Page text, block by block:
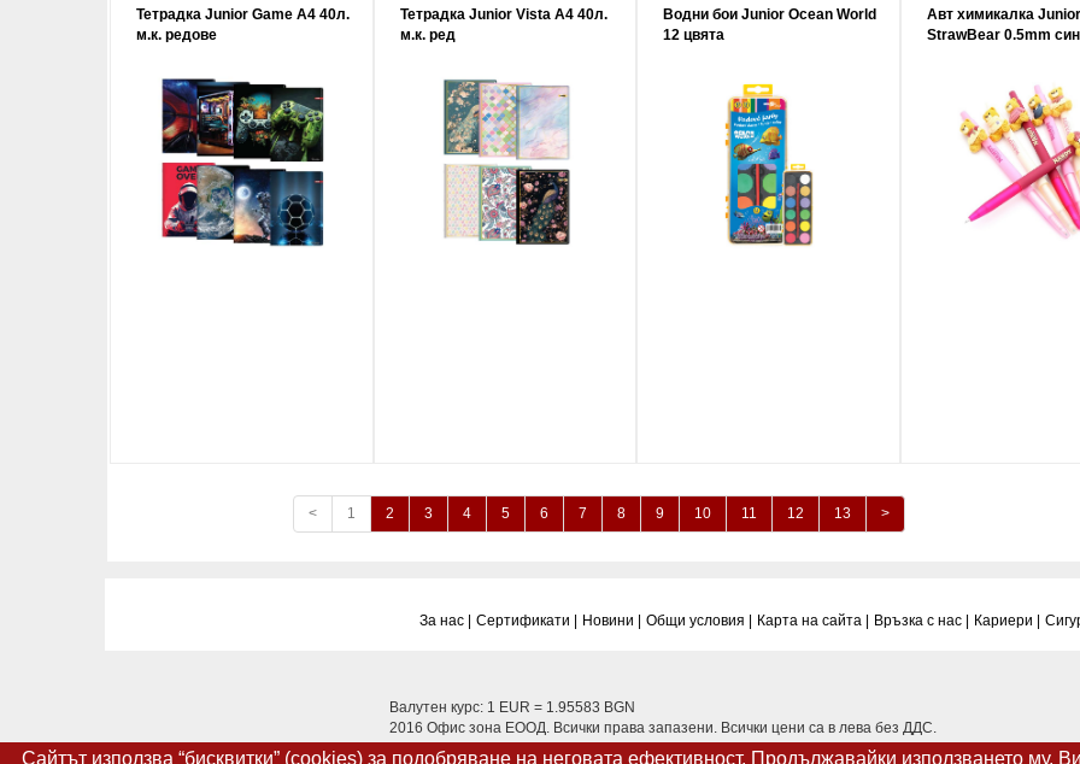
Сайтът използва “бисквитки” (cookies) за подобряване на неговата ефективност. Продължавайки използването му,
Тетрадка Junior Game А4 40л.
м.к. редове
Тетрадка Junior Vista А4 40л.
м.к. ред
Водни бои Junior Ocean World
12 цвята
Авт химикалка
StrawBear 0.5mm син
< 1 2 3 4 5 6 7 8 9 10 11 12 13 >
За нас | Сертификати | Новини | Общи условия | Карта на сайта | Връзка с нас | Кариери |
Валутен курс: 1 EUR = 1.95583 BGN
2016 Офис зона ЕООД. Всички права запазени. Всички цени са в лева без ДДС.